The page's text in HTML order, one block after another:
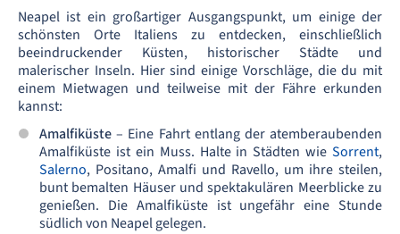
Neapel ist ein großartiger Ausgangspunkt, um einige der
schönsten Orte Italiens zu entdecken, einschließlich
beeindruckender Küsten, historischer Städte und
malerischer Inseln. Hier sind einige Vorschläge, die du mit
einem Mietwagen und teilweise mit der Fähre erkunden
kannst:
Amalfiküste – Eine Fahrt entlang der atemberaubenden
Amalfiküste ist ein Muss. Halte in Städten wie Sorrent,
Salerno, Positano, Amalfi und Ravello, um ihre steilen,
bunt bemalten Häuser und spektakulären Meerblicke zu
genießen. Die Amalfiküste ist ungefähr eine Stunde
südlich von Neapel gelegen.